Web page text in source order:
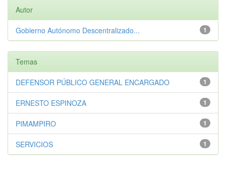
Autor
1
Gobierno Autónomo Descentralizado...
Temas
1
DEFENSOR PÚBLICO GENERAL ENCARGADO
1
ERNESTO ESPINOZA
1
PIMAMPIRO
1
SERVICIOS